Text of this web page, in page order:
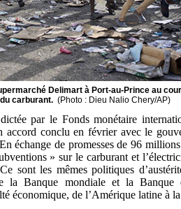
Delimart à Port-au-Prince au
carburant. (Photo : Dieu Nalio Chery/AP)
par le Fonds monétaire
accord conclu en février avec le
échange de promesses de 96
» sur le carburant et
sont les mêmes politiques
la Banque mondiale et la Banque
économique, de l’Amérique latine à